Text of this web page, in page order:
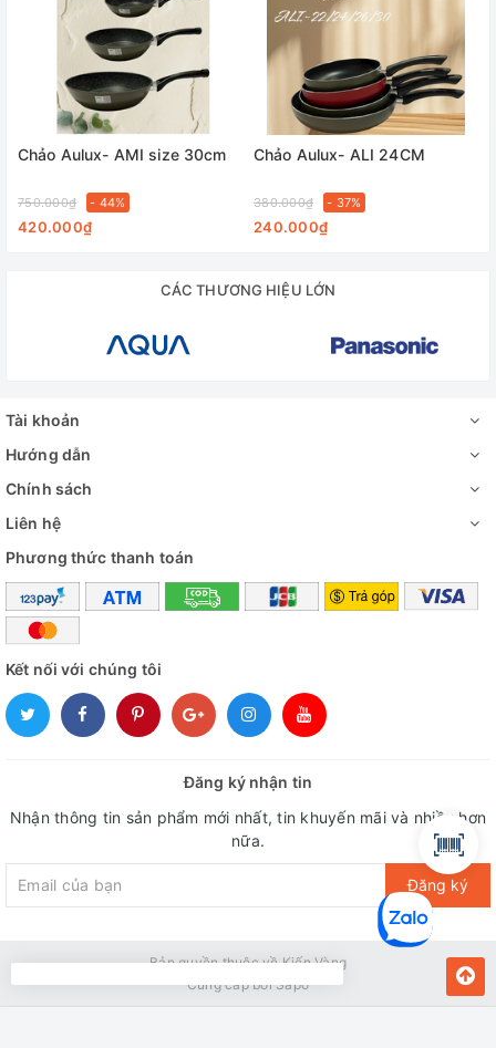
Chảo Aulux- AMI size 30cm
750.000₫ - 44%
420.000₫
Chảo Aulux- ALI 24CM
380.000₫ - 37%
240.000₫
CÁC THƯƠNG HIỆU LỚN
Tài khoản
Hướng dẫn
Chính sách
Liên hệ
Phương thức thanh toán
Kết nối với chúng tôi
Đăng ký nhận tin
Nhận thông tin sản phẩm mới nhất, tin khuyến mãi và nhiều hơn
nữa.
Đăng ký
Bản quyền thuộc về Kiến Vàng
Cung cấp bởiSapo